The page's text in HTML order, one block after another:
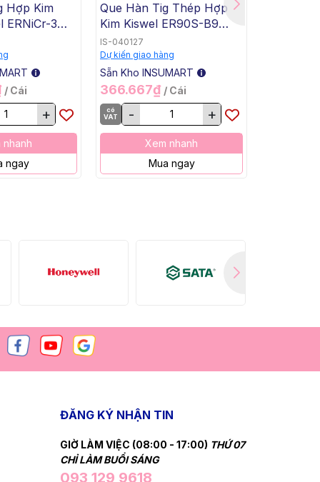
Hợp Kim
ERNiCr-3
5
/ Thùng
/ Cái
+
nhanh
ngay
Que Hàn Tig Thép Hợp
Kim Kiswel ER90S-B9
T90SB9, 2.4x1000mm, 5
Kg / Hộp, 20 Kg / Thùng
IS-040127
Dự kiến giao hàng
Sẵn Kho INSUMART
366.667₫ / Cái
có
VAT
- +
Xem nhanh
Mua ngay
ĐĂNG KÝ NHẬN TIN
GIỜ LÀM VIỆC (08:00 - 17:00) THỨ 07
CHỈ LÀM BUỔI SÁNG
093 129 9618